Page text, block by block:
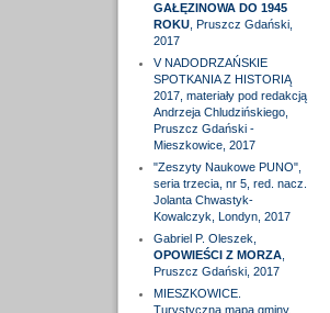
GAŁĘZINOWA DO 1945
ROKU, Pruszcz Gdański,
2017
V NADODRZAŃSKIE
SPOTKANIA Z HISTORIĄ
2017, materiały pod redakcją
Andrzeja Chludzińskiego,
Pruszcz Gdański -
Mieszkowice, 2017
"Zeszyty Naukowe PUNO",
seria trzecia, nr 5, red. nacz.
Jolanta Chwastyk-
Kowalczyk, Londyn, 2017
Gabriel P. Oleszek,
OPOWIEŚCI Z MORZA,
Pruszcz Gdański, 2017
MIESZKOWICE.
Turystyczna mapa gminy.